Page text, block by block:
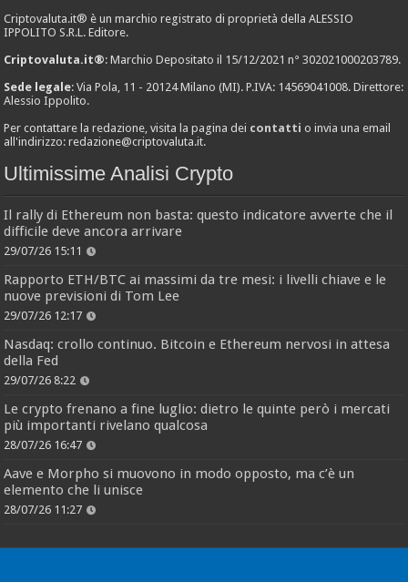
Criptovaluta.it® è un marchio registrato di proprietà della ALESSIO
IPPOLITO S.R.L. Editore.
Criptovaluta.it®: Marchio Depositato il 15/12/2021 n° 302021000203789.
Sede legale: Via Pola, 11 - 20124 Milano (MI). P.IVA: 14569041008. Direttore:
Alessio Ippolito.
Per contattare la redazione, visita la pagina dei contatti o invia una email
all'indirizzo:redazione@criptovaluta.it.
Ultimissime Analisi Crypto
Il rally di Ethereum non basta: questo indicatore avverte che il
difficile deve ancora arrivare
29/07/26 15:11
Rapporto ETH/BTC ai massimi da tre mesi: i livelli chiave e le
nuove previsioni di Tom Lee
29/07/26 12:17
Nasdaq: crollo continuo. Bitcoin e Ethereum nervosi in attesa
della Fed
29/07/26 8:22
Le crypto frenano a fine luglio: dietro le quinte però i mercati
più importanti rivelano qualcosa
28/07/26 16:47
Aave e Morpho si muovono in modo opposto, ma c’è un
elemento che li unisce
28/07/26 11:27